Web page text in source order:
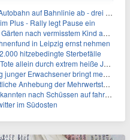
auf Bahnlinie ab - drei Tote
Plus - Rally legt Pause ein
nach vermisstem Kind absuchen
in Leipzig ernst nehmen
hitzebedingte Sterbefälle
allein durch extrem heiße Juni-Woche
Erwachsener bringt mehr als bei Älteren
Anhebung der Mehrwertsteuer ab
nach Schüssen auf fahrendes Auto
im Südosten